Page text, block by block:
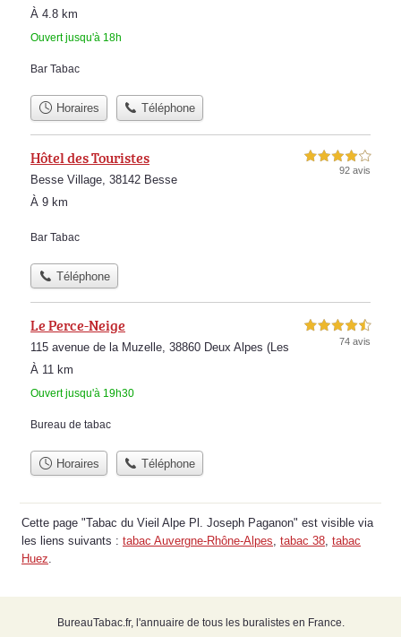
À 4.8 km
Ouvert jusqu'à 18h
Bar Tabac
Horaires Téléphone
Hôtel des Touristes
Besse Village, 38142 Besse
À 9 km
4,0 étoiles sur 5
92 avis
Bar Tabac
Téléphone
Le Perce-Neige
115 avenue de la Muzelle, 38860 Deux Alpes (Les
À 11 km
Ouvert jusqu'à 19h30
4,5 étoiles sur 5
74 avis
Bureau de tabac
Horaires Téléphone
Cette page "Tabac du Vieil Alpe Pl. Joseph Paganon" est visible via
les liens suivants : tabac Auvergne-Rhône-Alpes, tabac 38, tabac
Huez.
BureauTabac.fr, l'annuaire de tous les buralistes en France.